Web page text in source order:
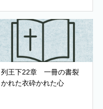
列王下22章 一冊の書裂
かれた衣砕かれた心